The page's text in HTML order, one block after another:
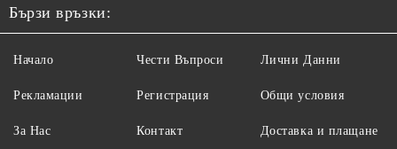
Бързи връзки:
Начало
Рекламации
За Нас
Чести Въпроси
Регистрация
Контакт
Лични Данни
Общи условия
Доставка и плащане